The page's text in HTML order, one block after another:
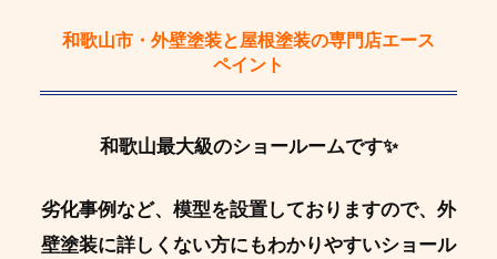
和歌山市・外壁塗装と屋根塗装の専門店エース
ペイント
和歌山最大級のショールームです✨
劣化事例など、模型を設置しておりますので、外
壁塗装に詳しくない方にもわかりやすいショール